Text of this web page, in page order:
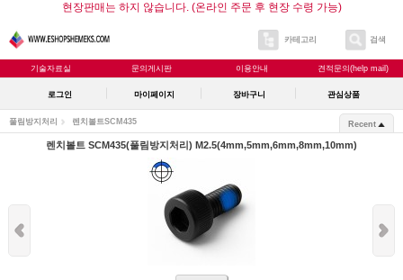
현장판매는 하지 않습니다. (온라인 주문 후 현장 수령 가능)
카테고리 검색
기술자료실 문의게시판 이용안내 견적문의(help mail)
로그인 마이페이지 장바구니 관심상품
풀림방지처리 렌치볼트SCM435 Recent
렌치볼트 SCM435(풀림방지처리) M2.5(4mm,5mm,6mm,8mm,10mm)